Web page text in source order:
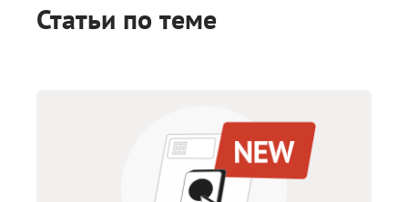
Статьи по теме